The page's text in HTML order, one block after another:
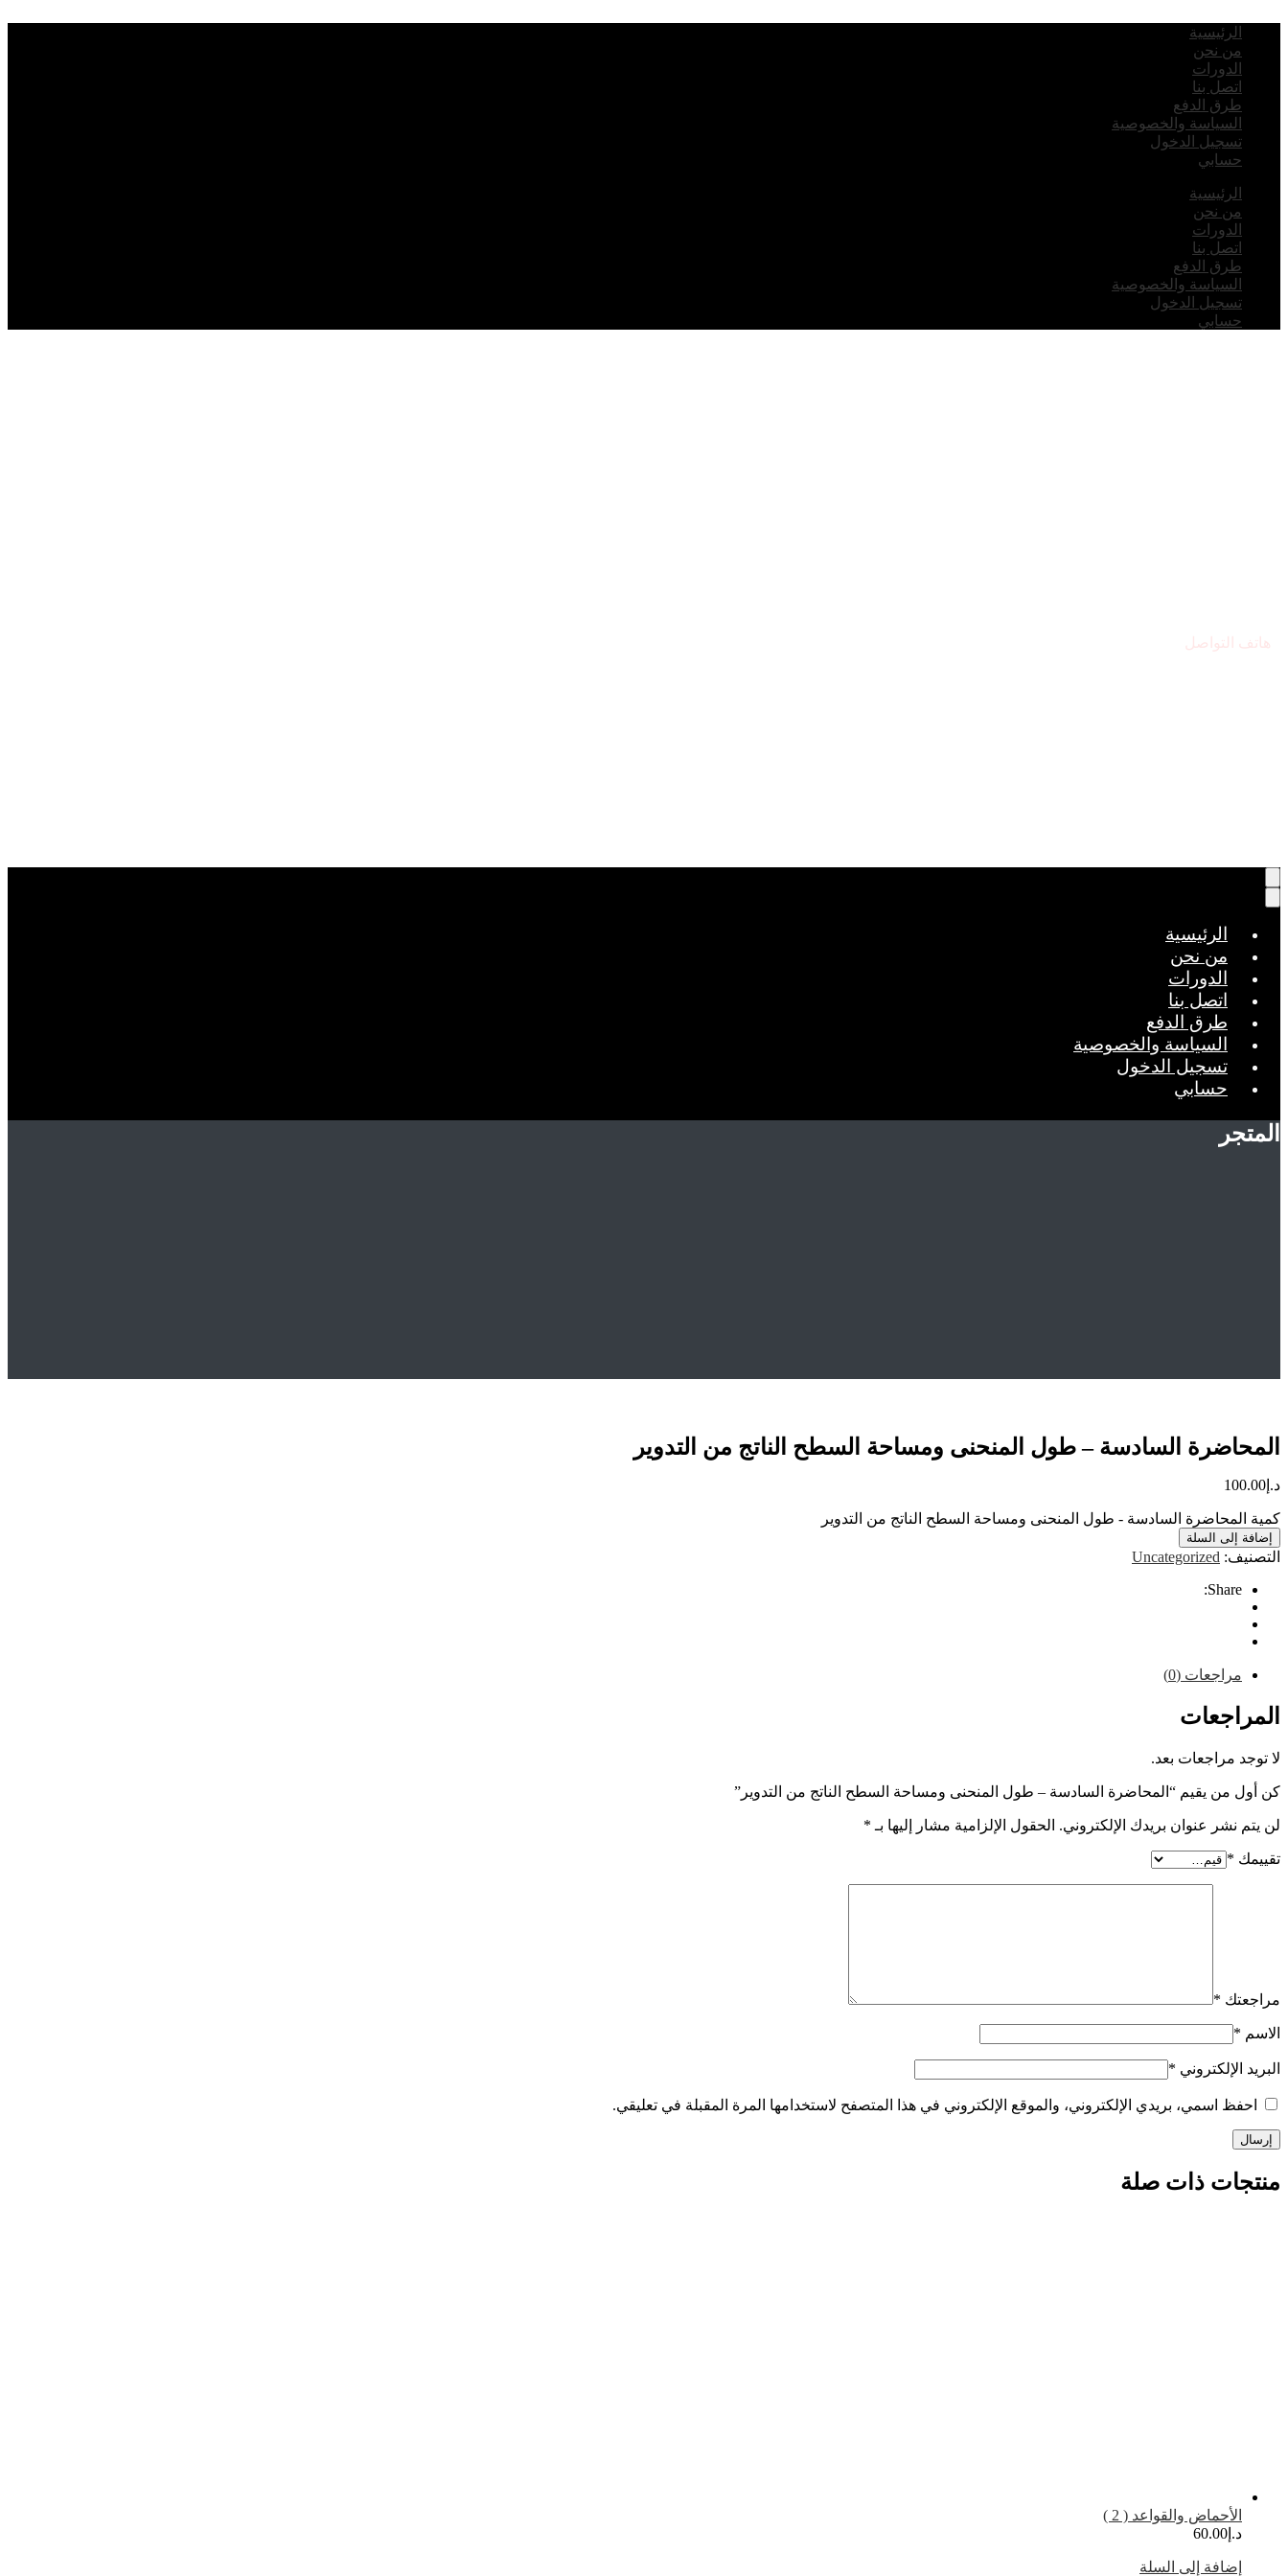
الرئيسية
من نحن
الدورات
اتصل بنا
طرق الدفع
السياسة والخصوصية
تسجيل الدخول
حسابي
الرئيسية
من نحن
الدورات
اتصل بنا
طرق الدفع
السياسة والخصوصية
تسجيل الدخول
حسابي
هاتف التواصل
الرئيسية
من نحن
الدورات
اتصل بنا
طرق الدفع
السياسة والخصوصية
تسجيل الدخول
حسابي
المتجر
المحاضرة السادسة – طول المنحنى ومساحة السطح الناتج من التدوير
د.إ 100.00
كمية المحاضرة السادسة - طول المنحنى ومساحة السطح الناتج من التدوير
إضافة إلى السلة
التصنيف: Uncategorized
Share:
مراجعات (0)
المراجعات
لا توجد مراجعات بعد.
كن أول من يقيم “المحاضرة السادسة – طول المنحنى ومساحة السطح الناتج من التدوير”
لن يتم نشر عنوان بريدك الإلكتروني. الحقول الإلزامية مشار إليها بـ *
تقييمك *
مراجعتك *
الاسم *
البريد الإلكتروني *
احفظ اسمي، بريدي الإلكتروني، والموقع الإلكتروني في هذا المتصفح لاستخدامها المرة المقبلة في تعليقي.
منتجات ذات صلة
الأحماض والقواعد ( 2 )
د.إ 60.00
إضافة إلى السلة